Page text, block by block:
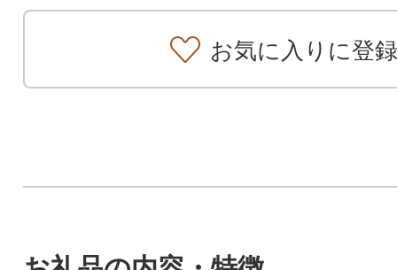
お気に入りに登録